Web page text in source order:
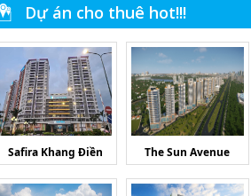
Dự án cho thuê hot!!!
Safira Khang Điền The Sun Avenue